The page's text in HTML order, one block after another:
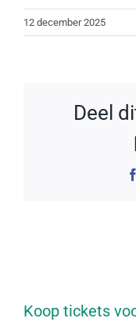
12 december 2025
Deel
Koop tickets